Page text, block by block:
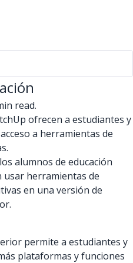
read.
ofrecen a estudiantes y
a herramientas de
alumnos de educación
usar herramientas de
en una versión de
permite a estudiantes y
plataformas y funciones